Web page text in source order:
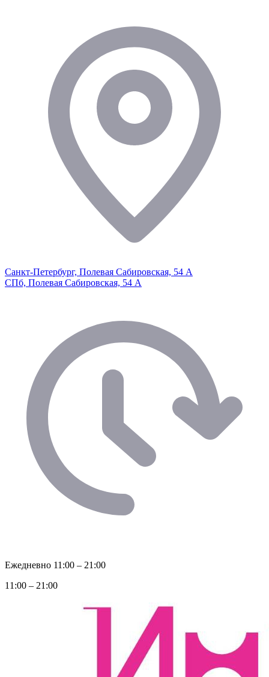
Санкт-Петербург, Полевая Сабировская, 54 А
СПб, Полевая Сабировская, 54 А
Ежедневно 11:00 ‒ 21:00
11:00 ‒ 21:00